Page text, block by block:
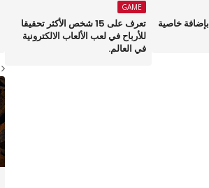
تويتر تدشن عام 2015 بإضافة خاصية
GAME
تعرف على 15 شخص الأكثر تحقيقا
للأرباح في لعب الألعاب الالكترونية
في العالم.